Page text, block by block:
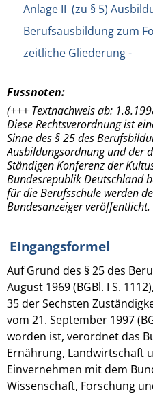
Anlage II (zu § 5)
Berufsausbildung zum
zeitliche Gliederung -
Fussnoten:
(+++ Textnachweis ab:
Diese Rechtsverordnung ist
Sinne des § 25 des
Ausbildungsordnung und der
Ständigen Konferenz der
Bundesrepublik Deutschland
für die Berufsschule werden
Bundesanzeiger veröffentlicht.
Eingangsformel
Auf Grund des § 25 des
August 1969 (BGBl. I S.
35 der Sechsten
vom 21. September 1997
worden ist, verordnet das
Ernährung, Landwirtschaft
Einvernehmen mit dem
Wissenschaft, Forschung